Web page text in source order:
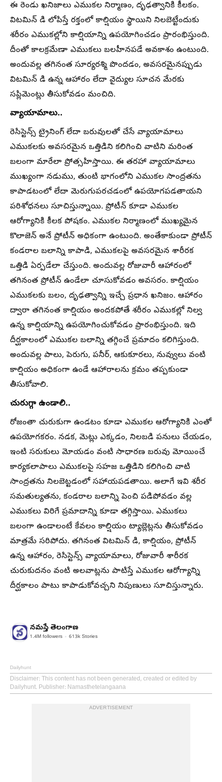
ఈ రెండు ఖనిజాలు ఎముకల నిర్మాణం, దృఢత్వానికి కీలకం.
విటమిన్ డి లోపిస్తే రక్తంలో కాల్షియం స్థాయిని నిలబెట్టేందుకు
శరీరం ఎముకల్లోని కాల్షియాన్ని ఉపయోగించడం ప్రారంభిస్తుంది.
దీంతో కాలక్రమేణా ఎముకలు బలహీనపడే అవకాశం ఉంటుంది.
అందువల్ల తగినంత సూర్యరశ్మి పొందడం, అవసరమైనప్పుడు
విటమిన్ డి ఉన్న ఆహారం లేదా వైద్యుల సూచన మేరకు
సప్లిమెంట్లు తీసుకోవడం మంచిది.
వ్యాయామాలు..
రెసిస్టెన్స్ ట్రైనింగ్ లేదా బరువులతో చేసే వ్యాయామాలు
ఎముకలకు అవసరమైన ఒత్తిడిని కలిగించి వాటిని మరింత
బలంగా మారేలా ప్రోత్సహిస్తాయి. ఈ తరహా వ్యాయామాలు
ముఖ్యంగా నడుము, తుంటి భాగంలోని ఎముకల సాంద్రతను
కాపాడటంలో లేదా మెరుగుపరచడంలో ఉపయోగపడతాయని
పరిశోధనలు సూచిస్తున్నాయి. ప్రోటీన్ కూడా ఎముకల
ఆరోగ్యానికి కీలక పోషకం. ఎముకల నిర్మాణంలో ముఖ్యమైన
కొలాజెన్ అనే ప్రోటీన్ అధికంగా ఉంటుంది. అంతేకాకుండా ప్రోటీన్
కండరాల బలాన్ని కాపాడి, ఎముకలపై అవసరమైన శారీరక
ఒత్తిడి ఏర్పడేలా చేస్తుంది. అందువల్ల రోజువారీ ఆహారంలో
తగినంత ప్రోటీన్ ఉండేలా చూసుకోవడం అవసరం. కాల్షియం
ఎముకలకు బలం, దృఢత్వాన్ని ఇచ్చే ప్రధాన ఖనిజం. ఆహారం
ద్వారా తగినంత కాల్షియం అందకపోతే శరీరం ఎముకల్లో నిల్వ
ఉన్న కాల్షియాన్ని ఉపయోగించుకోవడం ప్రారంభిస్తుంది. ఇది
దీర్ఘకాలంలో ఎముకల బలాన్ని తగ్గించే ప్రమాదం కలిగిస్తుంది.
అందువల్ల పాలు, పెరుగు, పనీర్, ఆకుకూరలు, నువ్వులు వంటి
కాల్షియం అధికంగా ఉండే ఆహారాలను క్రమం తప్పకుండా
తీసుకోవాలి.
చురుగ్గా ఉండాలి..
రోజంతా చురుకుగా ఉండటం కూడా ఎముకల ఆరోగ్యానికి ఎంతో
ఉపయోగకరం. నడక, మెట్లు ఎక్కడం, నిలబడి పనులు చేయడం,
ఇంటి సరుకులు మోయడం వంటి సాధారణ బరువు మోయించే
కార్యకలాపాలు ఎముకలపై సహజ ఒత్తిడిని కలిగించి వాటి
సాంద్రతను నిలబెట్టడంలో సహాయపడతాయి. అలాగే ఇవి శరీర
సమతుల్యతను, కండరాల బలాన్ని పెంచి పడిపోవడం వల్ల
ఎముకలు విరిగే ప్రమాదాన్ని కూడా తగ్గిస్తాయి. ఎముకలు
బలంగా ఉండాలంటే కేవలం కాల్షియం ట్యాబ్లెట్లను తీసుకోవడం
మాత్రమే సరిపోదు. తగినంత విటమిన్ డి, కాల్షియం, ప్రోటీన్
ఉన్న ఆహారం, రెసిస్టెన్స్ వ్యాయామాలు, రోజువారీ శారీరక
చురుకుదనం వంటి అలవాట్లను పాటిస్తే ఎముకల ఆరోగ్యాన్ని
దీర్ఘకాలం పాటు కాపాడుకోవచ్చని నిపుణులు సూచిస్తున్నారు.
నమస్తే తెలంగాణ
1.4M followers 613k Stories
Dailyhunt
Disclaimer: This content has not been generated, created or edited by
Dailyhunt. Publisher: Namasthetelangaana
ADVERTISEMENT